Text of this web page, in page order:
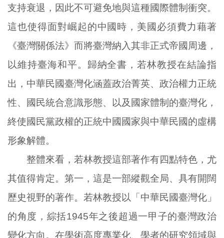
支持衰退，因此不可避免地與這種國際體制衝突。
這也使得面對崛起的中國時，美國必須費力藉著
《臺灣關係法》而將臺灣納入其非正式帝國周邊，
以維持臺海和平。歸納全書，若林教授在結論指
出，中華民國臺灣化涵蓋政治菁英、政治權力正統
性、國民統合意識形態、以及國家體制的臺灣化，
終使國民黨政權的正統中國國家與中華民國的虛構
形象解體。
整體來看，若林教授這部著作有四點特色，尤
其值得肯定。第一，這是一部縱觀全局、具有開闊
歷史視野的著作。若林教授以「中華民國臺灣化」
的角度，綜括1945年之後超過一甲子的臺灣政治
變化方向。在學術高度專業化、學者的研究領域與